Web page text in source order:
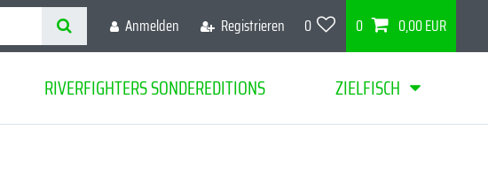
Anmelden Registrieren 0 0 0,00 EUR
RIVERFIGHTERS SONDEREDITIONS ZIELFISCH